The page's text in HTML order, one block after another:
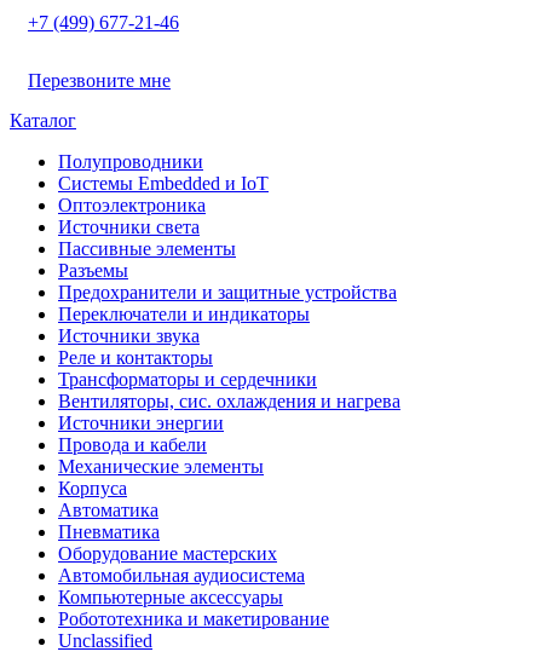
+7 (499) 677-21-46
Перезвоните мне
Каталог
Полупроводники
Системы Embedded и IoT
Oптоэлектроника
Источники света
Пассивные элементы
Разъeмы
Предохранители и защитные устройства
Переключатели и индикаторы
Источники звука
Реле и контакторы
Трансформаторы и сердечники
Вентиляторы, сис. охлаждения и нагрева
Источники энергии
Провода и кабели
Механические элементы
Корпуса
Автоматика
Пневматика
Оборудование мастерских
Автомобильная аудиосистема
Компьютерные аксессуары
Робототехника и макетирование
Unclassified